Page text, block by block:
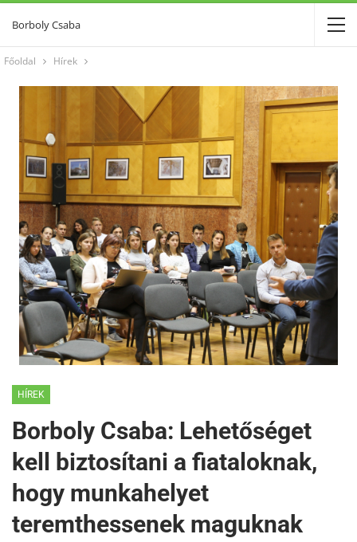
Borboly Csaba
Főoldal Hírek
HÍREK
Borboly Csaba: Lehetőséget
kell biztosítani a fiataloknak,
hogy munkahelyet
teremthessenek maguknak